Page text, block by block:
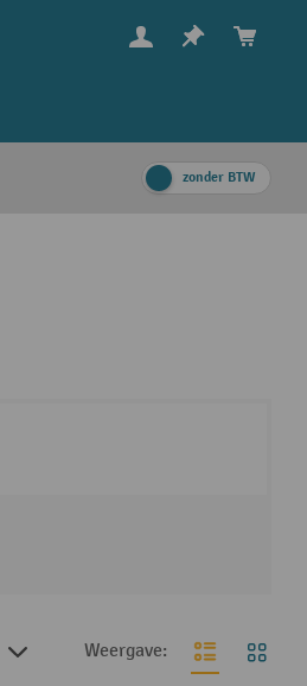
zonder BTW
Weergave: